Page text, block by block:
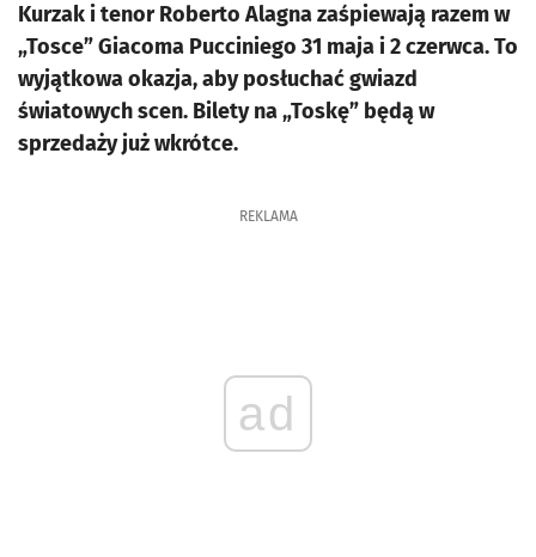
Kurzak i tenor Roberto Alagna zaśpiewają razem w
„Tosce” Giacoma Pucciniego 31 maja i 2 czerwca. To
wyjątkowa okazja, aby posłuchać gwiazd
światowych scen. Bilety na „Toskę” będą w
sprzedaży już wkrótce.
REKLAMA
ad